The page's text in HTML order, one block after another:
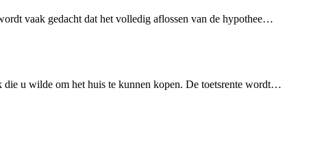
vaak gedacht dat het volledig aflossen van de hypothee…
die u wilde om het huis te kunnen kopen. De toetsrente wordt…